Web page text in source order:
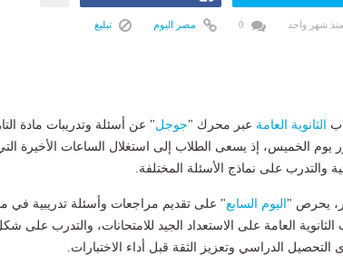
منذ شهر واحد مصر اليوم تبليغ
الثانوية العامة عبر محرك "جوجل" عن أسئلة وتدريبات مادة
يوم الخميس، إذ يسعى الطلاب إلى استغلال الساعات الأخيرة
والتدرب على نماذج الأسئلة المختلفة.
يحرص " اليوم السابع" على تقديم مراجعات وأسئلة تدريبية في
العامة على الاستعداد الجيد للامتحانات، والتدرب على
الدراسي وتعزيز الثقة قبل أداء الاختبارات.